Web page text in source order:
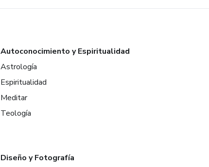
Autoconocimiento y Espiritualidad
Astrología
Espiritualidad
Meditar
Teología
Diseño y Fotografía